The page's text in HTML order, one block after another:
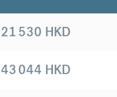
21 530 HKD
43 044 HKD